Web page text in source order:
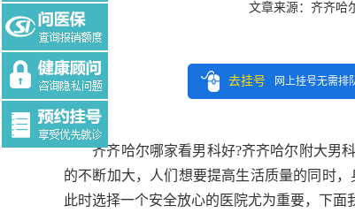
文章来源： 齐齐哈
去挂号 网上挂号无需排
Tag:$tag
齐齐哈尔哪家看男科好?齐齐哈尔附大男
的不断加大，人们想要提高生活质量的同时
此时选择一个安全放心的医院尤为重要，下面